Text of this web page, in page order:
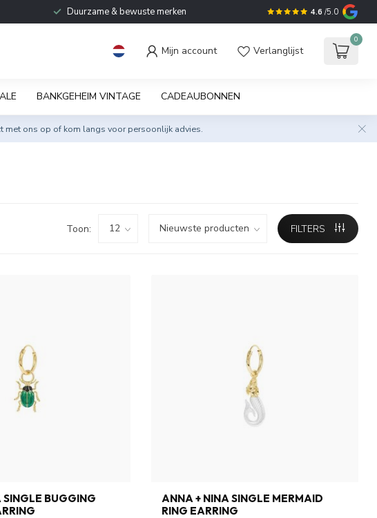
Duurzame & bewuste merken 4.6 /5.0
Mijn account Verlanglijst
0
BANKGEHEIM VINTAGE CADEAUBONNEN
met ons op of kom langs voor persoonlijk advies.
Toon: FILTERS
BUGGING
ANNA + NINA SINGLE MERMAID
RING EARRING